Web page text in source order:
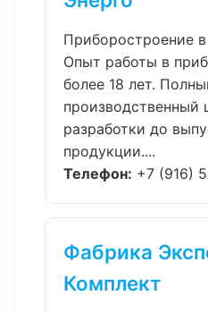
Приборостроение
Опыт работы в
более 18 лет.
производственный
разработки до
продукции....
Телефон: +7 (916)
Фабрика
Комплект